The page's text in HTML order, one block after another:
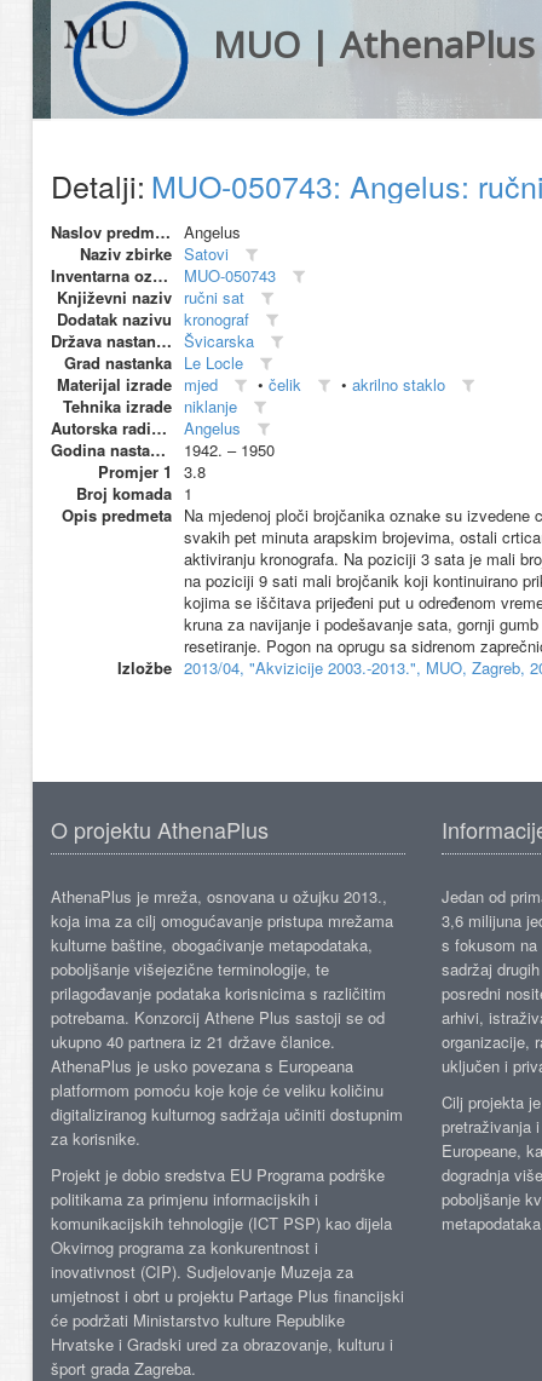
MUO | AthenaPlus
Detalji: MUO-050743: Angelus:
Naslov predmeta
Angelus
Naziv zbirke Satovi
Inventarna oznaka
MUO-050743
Književni naziv ručni sat
Dodatak nazivu kronograf
Država nastanka Švicarska
Grad nastanka Le Locle
Materijal izrade mjed • čelik • akrilno staklo
Tehnika izrade niklanje
Autorska radionica (proizvođač)
Angelus
Godina nastanka
1942. – 1950
Promjer 1
3.8
Broj komada 1
Opis predmeta Na mjedenoj ploči brojčanika oznake su
svakih pet minuta arapskim brojevima, ostali
aktiviranju kronografa. Na poziciji 3 sata je mali
na poziciji 9 sati mali brojčanik koji kontinuirano
kojima se iščitava prijeđeni put u određenom
kruna za navijanje i podešavanje sata, gornji
resetiranje. Pogon na oprugu sa sidrenom
Izložbe 2013/04, "Akvizicije 2003.-2013.", MUO, Zagreb,
O projektu AthenaPlus
AthenaPlus je mreža, osnovana u ožujku 2013.,
koja ima za cilj omogućavanje pristupa mrežama
kulturne baštine, obogaćivanje metapodataka,
poboljšanje višejezične terminologije, te
prilagođavanje podataka korisnicima s različitim
potrebama. Konzorcij Athene Plus sastoji se od
ukupno 40 partnera iz 21 države članice.
AthenaPlus je usko povezana s Europeana
platformom pomoću koje koje će veliku količinu
digitaliziranog kulturnog sadržaja učiniti dostupnim
za korisnike.
Projekt je dobio sredstva EU Programa podrške
politikama za primjenu informacijskih i
komunikacijskih tehnologije (ICT PSP) kao dijela
Okvirnog programa za konkurentnost i
inovativnost (CIP). Sudjelovanje Muzeja za
umjetnost i obrt u projektu Partage Plus financijski
će podržati Ministarstvo kulture Republike
Hrvatske i Gradski ured za obrazovanje, kulturu i
šport grada Zagreba.
Jedan od
3,6 milijuna
s fokusom
sadržaj
posredni
arhivi,
organizacije,
uključen i
Cilj projekta
pretraživanja
Europeane,
dogradnja
poboljšanje